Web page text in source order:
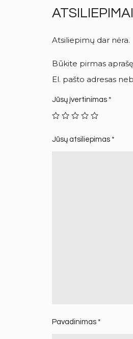
ATSILIEPIMAI
Atsiliepimų dar nėra.
Būkite pirmas
El. pašto adresas
Jūsų įvertinimas *
Jūsų atsiliepimas *
Pavadinimas *